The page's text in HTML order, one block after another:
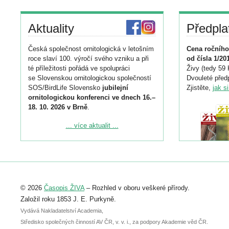
Aktuality
Česká společnost ornitologická v letošním
roce slaví 100. výročí svého vzniku a při
té příležitosti pořádá ve spolupráci
se Slovenskou ornitologickou společností
SOS/BirdLife Slovensko jubilejní
ornitologickou konferenci ve dnech 16.–
18. 10. 2026 v Brně.
Podrobnější informace ke konferenci
Registrovat se můžete do 6. září.
abstraktu přihlášené přednášky nebo
posteru je už 30. června.
... více aktualit ...
Cena
od čísla 1/
Živy (tedy 59
Dvouleté
Zjistěte, jak
© 2026 Časopis ŽIVA– Rozhled v oboru veškeré přírody.
Založil roku 1853 J. E. Purkyně.
Vydává Nakladatelství Academia,
Středisko společných činností AV ČR, v. v. i., za podpory Akademie věd ČR.